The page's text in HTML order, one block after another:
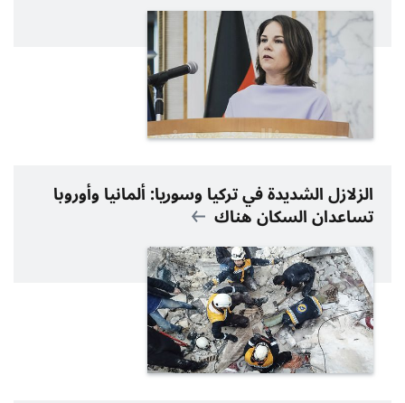
الزلازل الشديدة في تركيا وسوريا: ألمانيا وأوروبا
تساعدان السكان هناك